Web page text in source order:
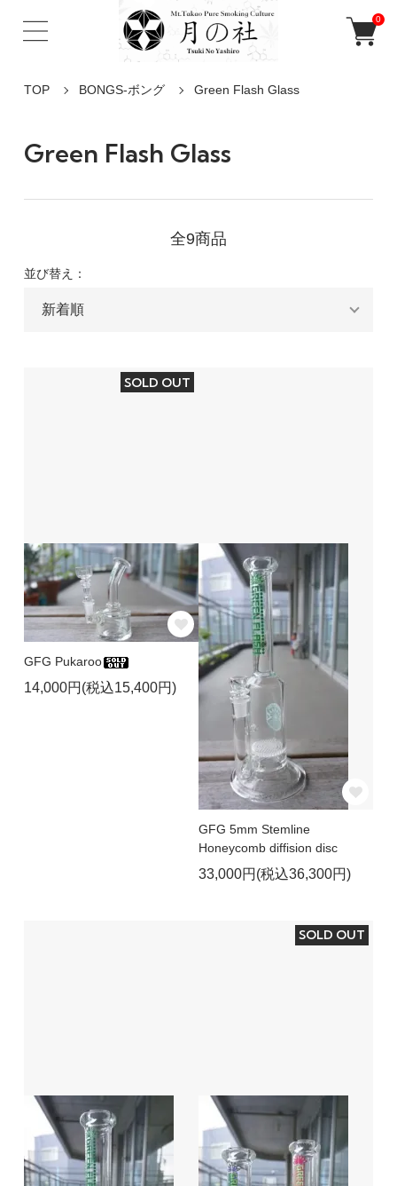
0
TOP BONGS-ボング Green Flash Glass
Green Flash Glass
全9商品
並び替え：
SOLD OUT
GFG Pukaroo
14,000円(税込15,400円)
GFG 5mm Stemline
Honeycomb diffision disc
33,000円(税込36,300円)
SOLD OUT